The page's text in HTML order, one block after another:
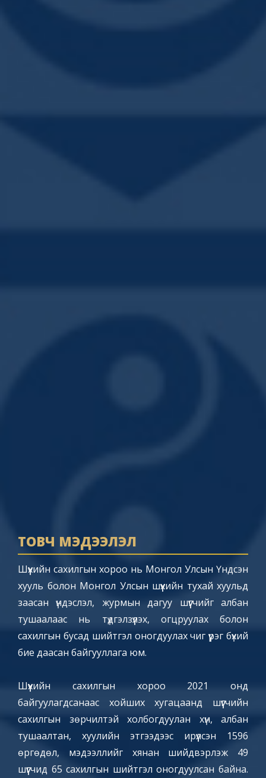
ТОВЧ МЭДЭЭЛЭЛ
Шүүхийн сахилгын хороо нь Монгол Улсын Үндсэн
хууль болон Монгол Улсын шүүхийн тухай хуульд
заасан үндэслэл, журмын дагуу шүүгчийг албан
тушаалаас нь түдгэлзүүлэх, огцруулах болон
сахилгын бусад шийтгэл оногдуулах чиг үүрэг бүхий
бие даасан байгууллага юм.
Шүүхийн сахилгын хороо 2021 онд
байгуулагдсанаас хойших хугацаанд шүүгчийн
сахилгын зөрчилтэй холбогдуулан хүн, албан
тушаалтан, хуулийн этгээдээс ирүүлсэн 1596
өргөдөл, мэдээллийг хянан шийдвэрлэж 49
шүүгчид 65 сахилгын шийтгэл оногдуулсан байна.